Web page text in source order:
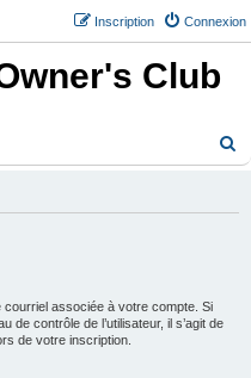
Connexion
Inscription
Club
associée à votre compte. Si
de contrôle de l’utilisateur, il s’agit de
de votre inscription.